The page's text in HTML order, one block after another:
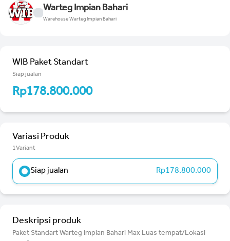
Warteg Impian Bahari
Warehouse Warteg Impian Bahari
WIB Paket Standart
Siap jualan
Rp178.800.000
Variasi Produk
1Variant
Siap jualan Rp178.800.000
Deskripsi produk
Paket Standart Warteg Impian Bahari Max Luas tempat/Lokasi